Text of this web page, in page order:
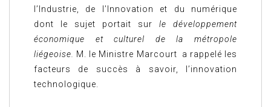
l’Industrie, de l’Innovation et du numérique
dont le sujet portait sur le développement
économique et culturel de la métropole
liégeoise.
M. le Ministre Marcourt a rappelé les
facteurs de succès à savoir, l’innovation
technologique.